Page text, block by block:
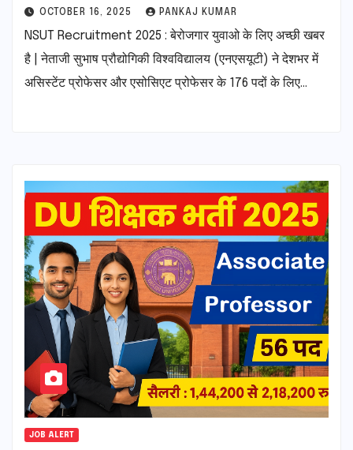
OCTOBER 16, 2025 PANKAJ KUMAR
NSUT Recruitment 2025 : बेरोजगार युवाओ के लिए अच्छी खबर
है | नेताजी सुभाष प्रौद्योगिकी विश्वविद्यालय (एनएसयूटी) ने देशभर में
असिस्टेंट प्रोफेसर और एसोसिएट प्रोफेसर के 176 पदों के लिए…
JOB ALERT